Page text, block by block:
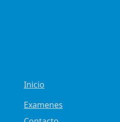
Inicio
Examenes